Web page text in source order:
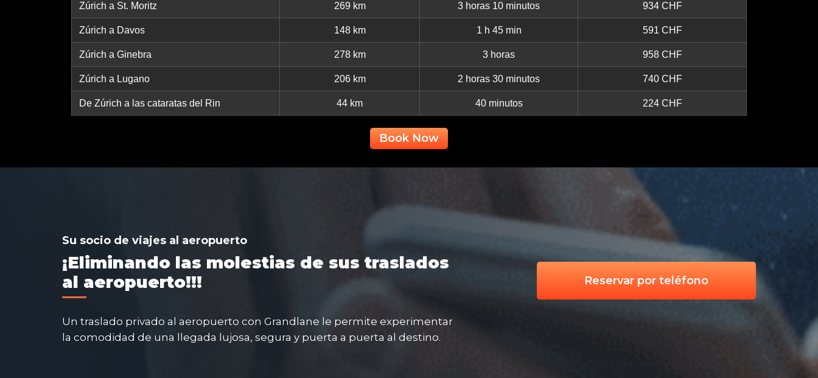
Zúrich a St. Moritz 269 km 3 horas 10 minutos 934 CHF
Zúrich a Davos 148 km 1 h 45 min 591 CHF
Zúrich a Ginebra 278 km 3 horas 958 CHF
Zúrich a Lugano 206 km 2 horas 30 minutos 740 CHF
De Zúrich a las cataratas del Rin 44 km 40 minutos 224 CHF
Book Now
Su socio de viajes al aeropuerto
¡Eliminando las molestias de sus traslados
al aeropuerto!!!
Un traslado privado al aeropuerto con Grandlane le permite experimentar
la comodidad de una llegada lujosa, segura y puerta a puerta al destino.
Reservar por teléfono